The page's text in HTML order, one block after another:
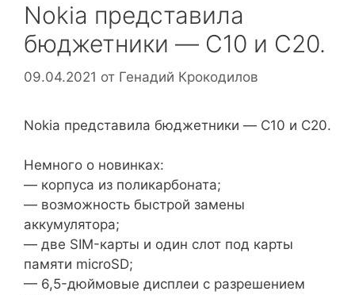
Nokia представила
бюджетники — C10 и С20.
09.04.2021 от Генадий Крокодилов
Nokia представила бюджетники — C10 и С20.
Немного о новинках:
— корпуса из поликарбоната;
— возможность быстрой замены
аккумулятора;
— две SIM-карты и один слот под карты
памяти microSD;
— 6,5-дюймовые дисплеи с разрешением